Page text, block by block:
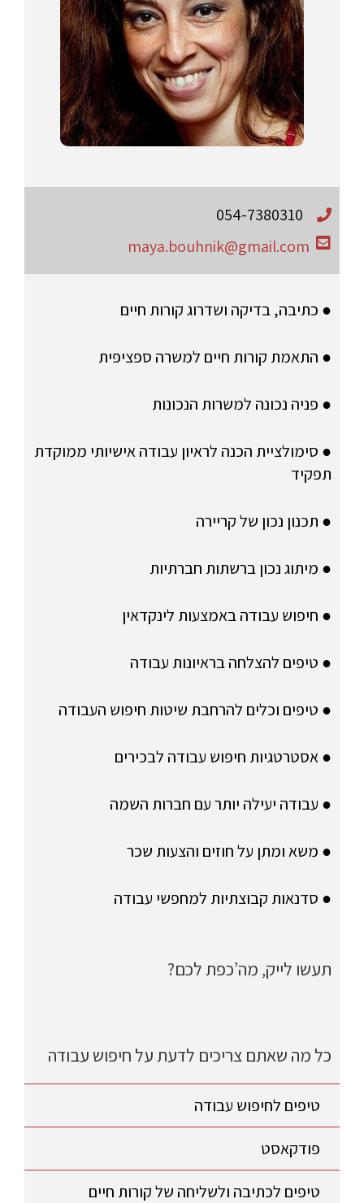
054-7380310
maya.bouhnik@gmail.com
● כתיבה, בדיקה ושדרוג קורות חיים
● התאמת קורות חיים למשרה ספציפית
● פניה נכונה למשרות הנכונות
● סימולציית הכנה לראיון עבודה אישיותי ממוקדת
תפקיד
● תכנון נכון של קריירה
● מיתוג נכון ברשתות חברתיות
● חיפוש עבודה באמצעות לינקדאין
● טיפים להצלחה בראיונות עבודה
● טיפים וכלים להרחבת שיטות חיפוש העבודה
● אסטרטגיות חיפוש עבודה לבכירים
● עבודה יעילה יותר עם חברות השמה
● משא ומתן על חוזים והצעות שכר
● סדנאות קבוצתיות למחפשי עבודה
תעשו לייק, מה’כפת לכם?
כל מה שאתם צריכים לדעת על חיפוש עבודה
טיפים לחיפוש עבודה
פודקאסט
טיפים לכתיבה ולשליחה של קורות חיים